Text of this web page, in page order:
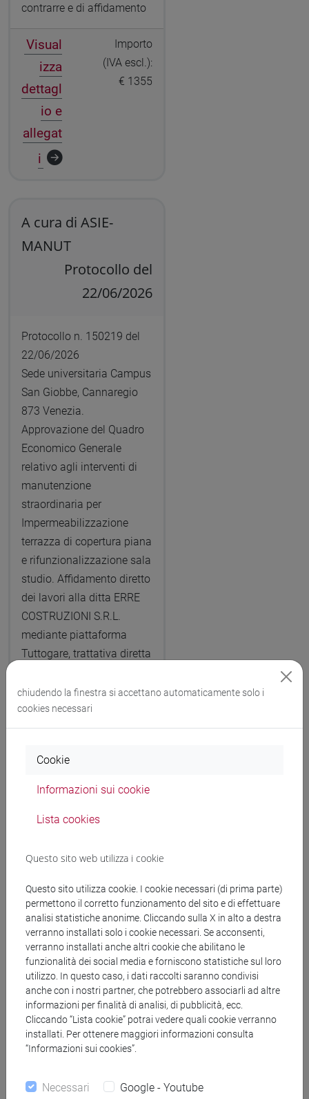
contrarre e di affidamento
Visual
izza
dettagl
io e
allegat
i
Importo
(IVA escl.):
€ 1355
A cura di ASIE-
MANUT
Protocollo del
22/06/2026
Protocollo n. 150219 del
22/06/2026
Sede universitaria Campus
San Giobbe, Cannaregio
873 Venezia.
Approvazione del Quadro
Economico Generale
relativo agli interventi di
manutenzione
straordinaria per
Impermeabilizzazione
terrazza di copertura piana
e rifunzionalizzazione sala
studio. Affidamento diretto
dei lavori alla ditta ERRE
COSTRUZIONI S.R.L.
mediante piattaforma
Tuttogare, trattativa diretta
26/05/2026. CUP:
H72B26002600005 - CIG:
BBEE674E1C.
contrarre e di affidamento
izza
allegat
i
A cura di DAIS
Protocollo del
22/06/2026
22/06/2026
chiudendo la finestra si accettano automaticamente solo i
cookies necessari
Cookie
Informazioni sui cookie
Lista cookies
Questo sito web utilizza i cookie
Questo sito utilizza cookie. I cookie necessari (di prima parte)
permettono il corretto funzionamento del sito e di effettuare
analisi statistiche anonime. Cliccando sulla X in alto a destra
verranno installati solo i cookie necessari. Se acconsenti,
verranno installati anche altri cookie che abilitano le
funzionalità dei social media e forniscono statistiche sul loro
utilizzo. In questo caso, i dati raccolti saranno condivisi
anche con i nostri partner, che potrebbero associarli ad altre
informazioni per finalità di analisi, di pubblicità, ecc.
Cliccando “Lista cookie” potrai vedere quali cookie verranno
installati. Per ottenere maggiori informazioni consulta
“Informazioni sui cookies”.
Necessari Google - Youtube